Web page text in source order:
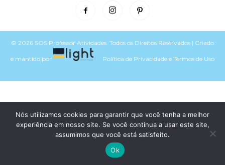
© 2026 SOS Professor Atividades. Todos os Direitos Reservados | Criado
e mantido por Política de Privacidade e Termos de Uso
Nós utilizamos cookies para garantir que você tenha a melhor
experiência em nosso site. Se você continua a usar este site,
assumimos que você está satisfeito.
Ok